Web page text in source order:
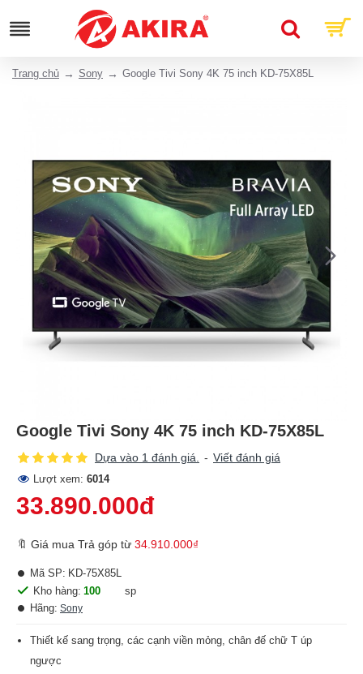
Trang chủ Sony Google Tivi Sony 4K 75 inch KD-75X85L
Google Tivi Sony 4K 75 inch KD-75X85L
Dựa vào 1 đánh giá. - Viết đánh giá
Lượt xem: 6014
33.890.000đ
🔖 Giá mua Trả góp từ 34.910.000₫
Kho hàng: 100
sp
Hãng: Sony
Mã SP: KD-75X85L
Thiết kế sang trọng, các cạnh viền mỏng, chân đế chữ T úp
ngược